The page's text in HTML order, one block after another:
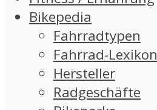
Bikepedia
Fahrradtypen
Fahrrad-Lexikon
Hersteller
Radgeschäfte